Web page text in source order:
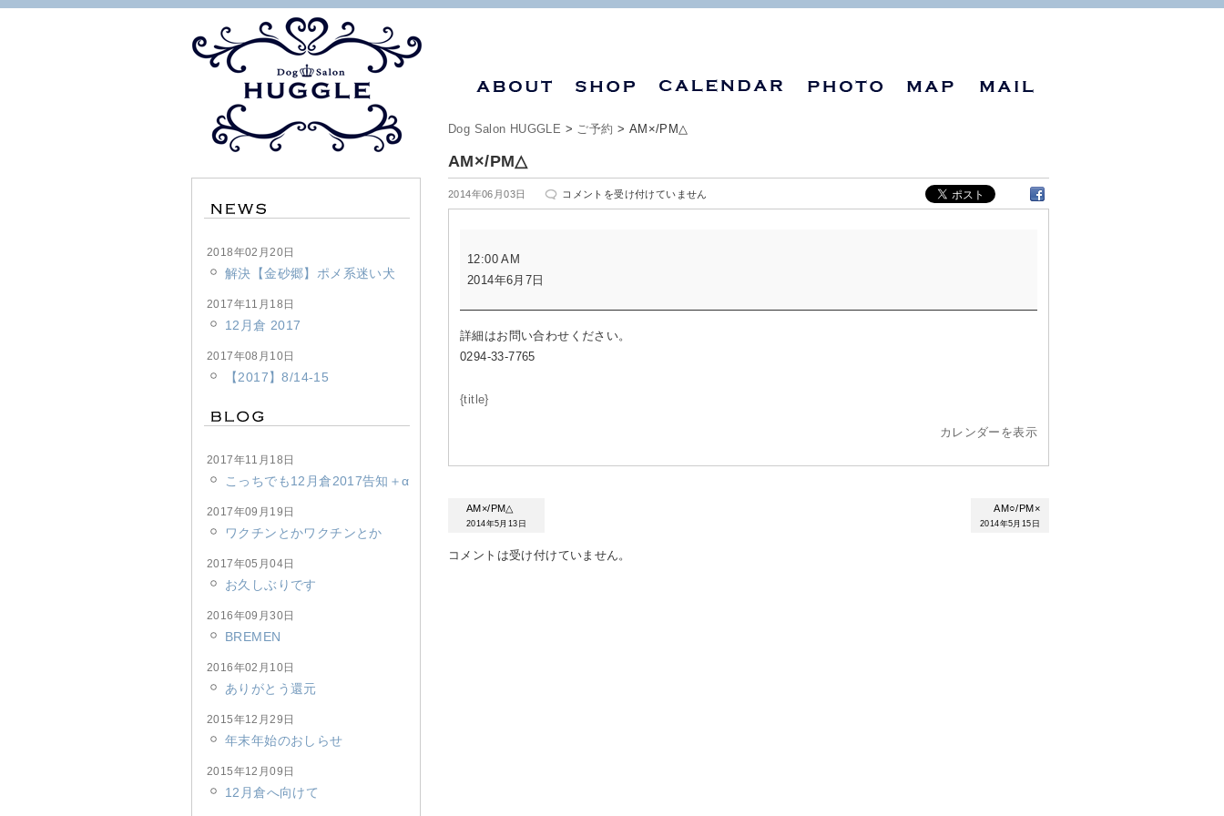
Dog Salon HUGGLE > ご予約 > AM×/PM△
AM×/PM△
2014年06月03日
AM×/PM△
は
コメントを受け付けていません
12:00 AM
2014年6月7日
詳細はお問い合わせください。
0294-33-7765
{title}
カレンダーを表示
AM×/PM△
2014年5月13日
AM○/PM×
2014年5月15日
コメントは受け付けていません。
2018年02月20日
解決【金砂郷】ポメ系迷い犬
2017年11月18日
12月倉 2017
2017年08月10日
【2017】8/14-15
2017年11月18日
こっちでも12月倉2017告知＋α
2017年09月19日
ワクチンとかワクチンとか
2017年05月04日
お久しぶりです
2016年09月30日
BREMEN
2016年02月10日
ありがとう還元
2015年12月29日
年末年始のおしらせ
2015年12月09日
12月倉へ向けて